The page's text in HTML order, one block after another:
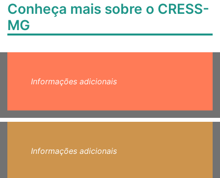
Conheça mais sobre o CRESS-
MG
Informações adicionais
Informações adicionais